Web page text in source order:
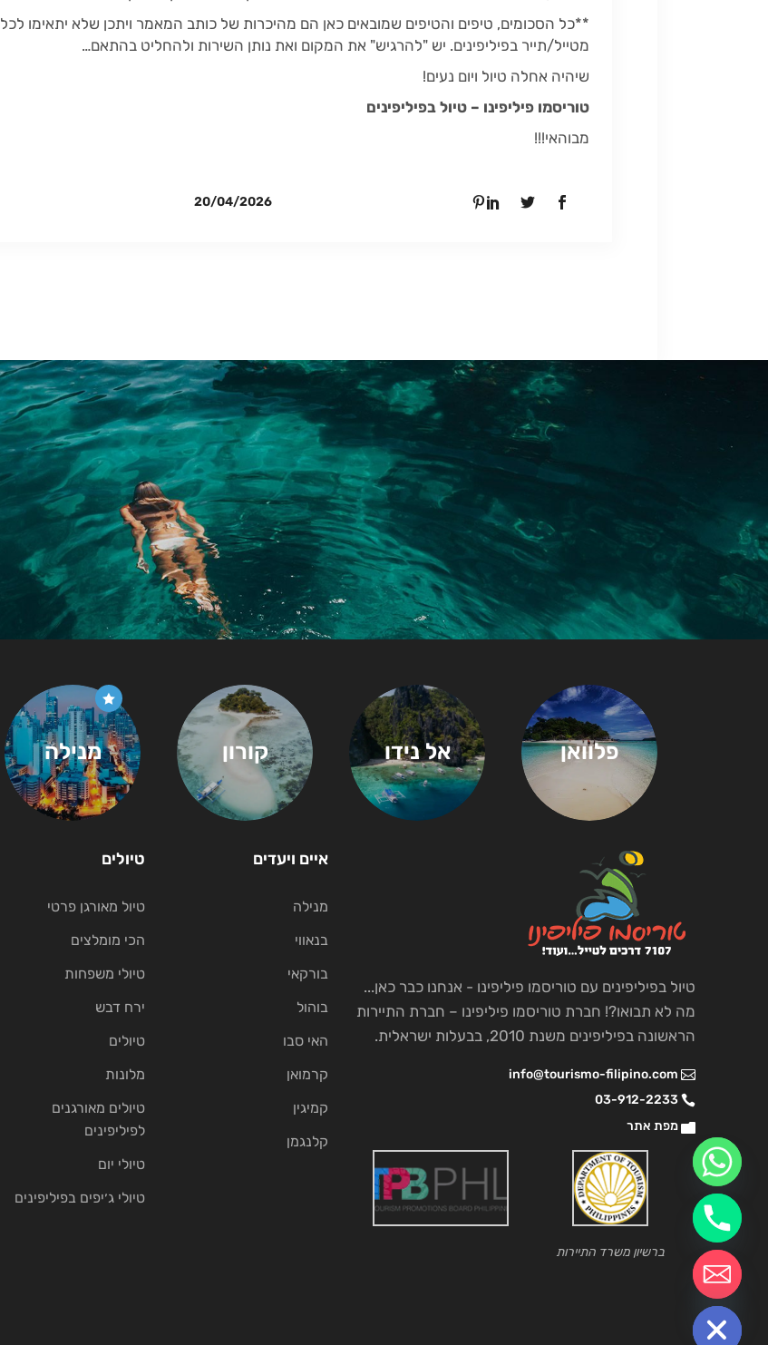
**כל הסכומים, טיפים והטיפים שמובאים כאן הם מהיכרות של כותב המאמר ויתכן שלא יתאימו לכל
מטייל/תייר בפיליפינים. יש "להרגיש" את המקום ואת נותן השירות ולהחליט בהתאם…
שיהיה אחלה טיול ויום נעים!
טוריסמו פיליפינו – טיול בפיליפינים
מבוהאי!!!
20/04/2026
פלוואן אל נידו קורון מנילה
טיול בפיליפינים עם טוריסמו פיליפינו - אנחנו כבר כאן...
מה לא תבואו?! חברת טוריסמו פיליפינו – חברת התיירות
הראשונה בפיליפינים משנת 2010, בבעלות ישראלית.
info@tourismo-filipino.com
03-912-2233
מפת אתר
ברשיון משרד התיירות
איים ויעדים
מנילה
בנאווי
בורקאי
בוהול
האי סבו
קרמואן
קמיגין
קלנגמן
טיולים
טיול מאורגן פרטי
הכי מומלצים
טיולי משפחות
ירח דבש
טיולים
מלונות
טיולים מאורגנים
לפיליפינים
טיולי יום
טיולי ג׳יפים בפיליפינים
Hide
chaty